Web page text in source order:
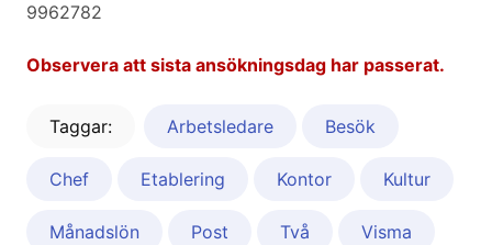
9962782
Observera att sista ansökningsdag har passerat.
Taggar: Arbetsledare Besök
Chef Etablering Kontor Kultur
Månadslön Post Två Visma